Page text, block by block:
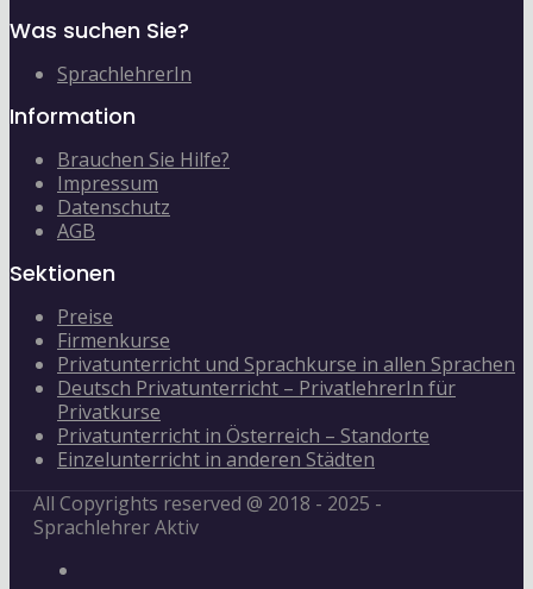
Was suchen Sie?
SprachlehrerIn
Information
Brauchen Sie Hilfe?
Impressum
Datenschutz
AGB
Sektionen
Preise
Firmenkurse
Privatunterricht und Sprachkurse in allen Sprachen
Deutsch Privatunterricht – PrivatlehrerIn für
Privatkurse
Privatunterricht in Österreich – Standorte
Einzelunterricht in anderen Städten
All Copyrights reserved @ 2018 - 2025 -
Sprachlehrer Aktiv